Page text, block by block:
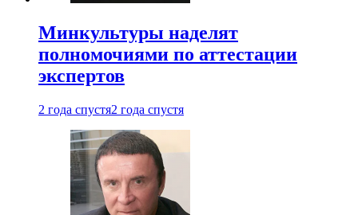
Минкультуры наделят
полномочиями по аттестации
экспертов
2 года спустя2 года спустя